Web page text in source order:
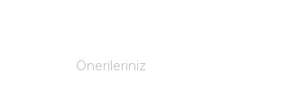
Önerileriniz